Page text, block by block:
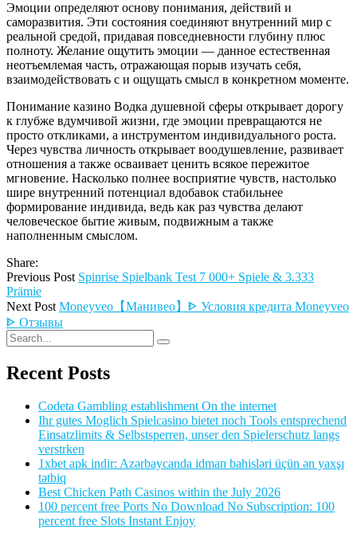
Эмоции определяют основу понимания, действий и
саморазвития. Эти состояния соединяют внутренний мир с
реальной средой, придавая повседневности глубину плюс
полноту. Желание ощутить эмоции — данное естественная
неотъемлемая часть, отражающая порыв изучать себя,
взаимодействовать с и ощущать смысл в конкретном моменте.
Понимание казино Водка душевной сферы открывает дорогу
к глубже вдумчивой жизни, где эмоции превращаются не
просто откликами, а инструментом индивидуального роста.
Через чувства личность открывает воодушевление, развивает
отношения а также осваивает ценить всякое пережитое
мгновение. Насколько полнее восприятие чувств, настолько
шире внутренний потенциал вдобавок стабильнее
формирование индивида, ведь как раз чувства делают
человеческое бытие живым, подвижным а также
наполненным смыслом.
Share:
Previous Post Spinrise Spielbank Test 7 000+ Spiele & 3.333
Prämie
Next Post Moneyveo【Манивео】ᐈ Условия кредита Moneyveo
ᐈ Отзывы
Recent Posts
Codeta Gambling establishment On the internet
Ihr gutes Moglich Spielcasino bietet noch Tools entsprechend
Einsatzlimits & Selbstsperren, unser den Spielerschutz langs
verstrken
1xbet apk indir: Azərbaycanda idman bahisləri üçün ən yaxşı
tətbiq
Best Chicken Path Casinos within the July 2026
100 percent free Ports No Download No Subscription: 100
percent free Slots Instant Enjoy